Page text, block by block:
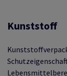
Kunststoff